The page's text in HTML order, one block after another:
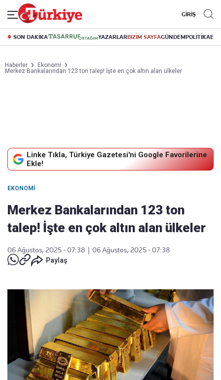
GİRİŞ
SON DAKİKA YAZARLARBİZİM SAYFAGÜNDEMPOLİTİKA
Haberler
Ekonomi
Merkez Bankalarından 123 ton talep! İşte en çok altın alan ülkeler
Linke Tıkla, Türkiye Gazetesi'ni Google Favorilerine
Ekle!
EKONOMI
Merkez Bankalarından 123 ton
talep! İşte en çok altın alan ülkeler
06 Ağustos, 2025 - 07:38
06 Ağustos, 2025 - 07:38
Paylaş